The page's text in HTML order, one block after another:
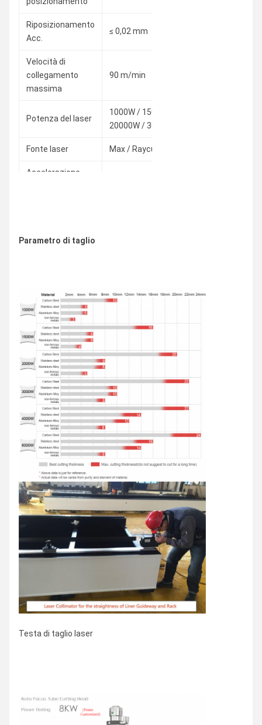
Riposizionamento
Acc.
≤ 0,02 mm
Velocità di
collegamento
massima
90 m/min
Potenza del laser
1000W / 1500W / 2000W / 3000W /
20000W / 30000W
Fonte laser Max / Raycus / IPG / Boci / BWT
Accelerazione
Parametro di taglio
Testa di taglio laser